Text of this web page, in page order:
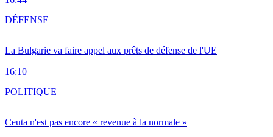
La Bulgarie va faire appel aux prêts de défense de l'UE
16:10
DÉFENSE
Ceuta n'est pas encore « revenue à la normale »
POLITIQUE